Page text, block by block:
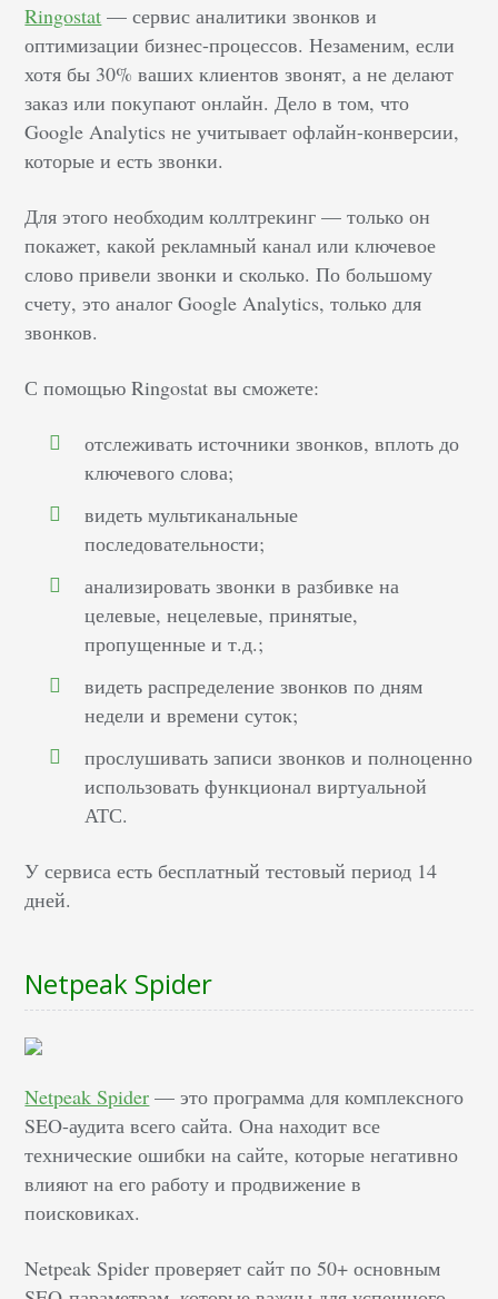
Ringostat — сервис аналитики звонков и
оптимизации бизнес-процессов. Незаменим, если
хотя бы 30% ваших клиентов звонят, а не делают
заказ или покупают онлайн. Дело в том, что
Google Analytics не учитывает офлайн-конверсии,
которые и есть звонки.
Для этого необходим коллтрекинг — только он
покажет, какой рекламный канал или ключевое
слово привели звонки и сколько. По большому
счету, это аналог Google Analytics, только для
звонков.
С помощью Ringostat вы сможете:
отслеживать источники звонков, вплоть до
ключевого слова;
видеть мультиканальные
последовательности;
анализировать звонки в разбивке на
целевые, нецелевые, принятые,
пропущенные и т.д.;
видеть распределение звонков по дням
недели и времени суток;
прослушивать записи звонков и полноценно
использовать функционал виртуальной
АТС.
У сервиса есть бесплатный тестовый период 14
дней.
Netpeak Spider
Netpeak Spider — это программа для комплексного
SEO-аудита всего сайта. Она находит все
технические ошибки на сайте, которые негативно
влияют на его работу и продвижение в
поисковиках.
Netpeak Spider проверяет сайт по 50+ основным